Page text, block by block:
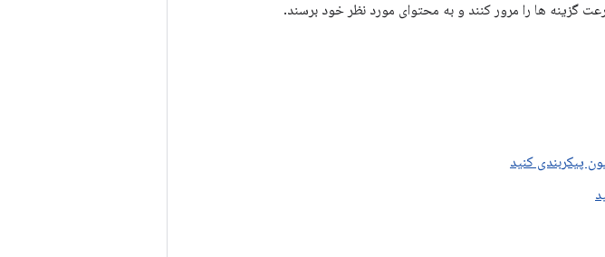
گزینه ها را مرور کنند و به محتوای مورد نظر خود برسند.